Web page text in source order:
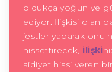
oldukça yoğun ve
ediyor. İlişkisi olan
jestler yaparak onu
hissettirecek, ilişki
aidiyet hissi veren